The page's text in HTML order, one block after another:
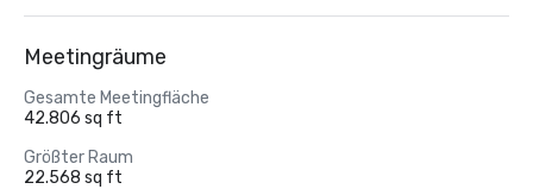
Meetingräume
Gesamte Meetingfläche
42.806 sq ft
Größter Raum
22.568 sq ft